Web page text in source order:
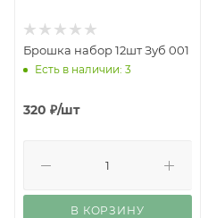
Брошка набор 12шт Зуб 001
Есть в наличии: 3
320 ₽/шт
В КОРЗИНУ